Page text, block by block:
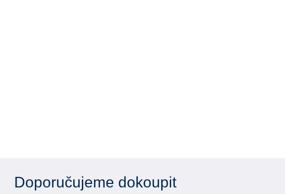
Doporučujeme dokoupit